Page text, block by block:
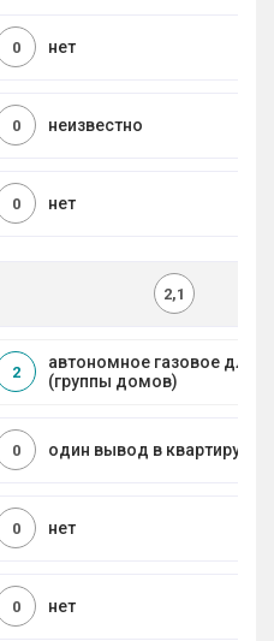
нет
0
неизвестно
0
нет
0
2,1
автономное газовое для
(группы домов)
2
один вывод в квартиру
0
нет
0
нет
0